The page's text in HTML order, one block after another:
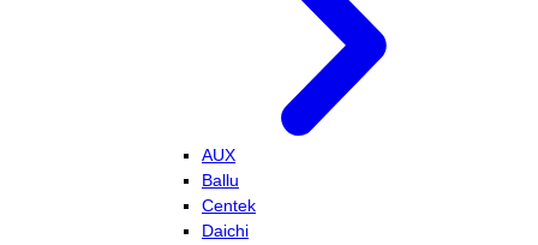
AUX
Ballu
Centek
Daichi